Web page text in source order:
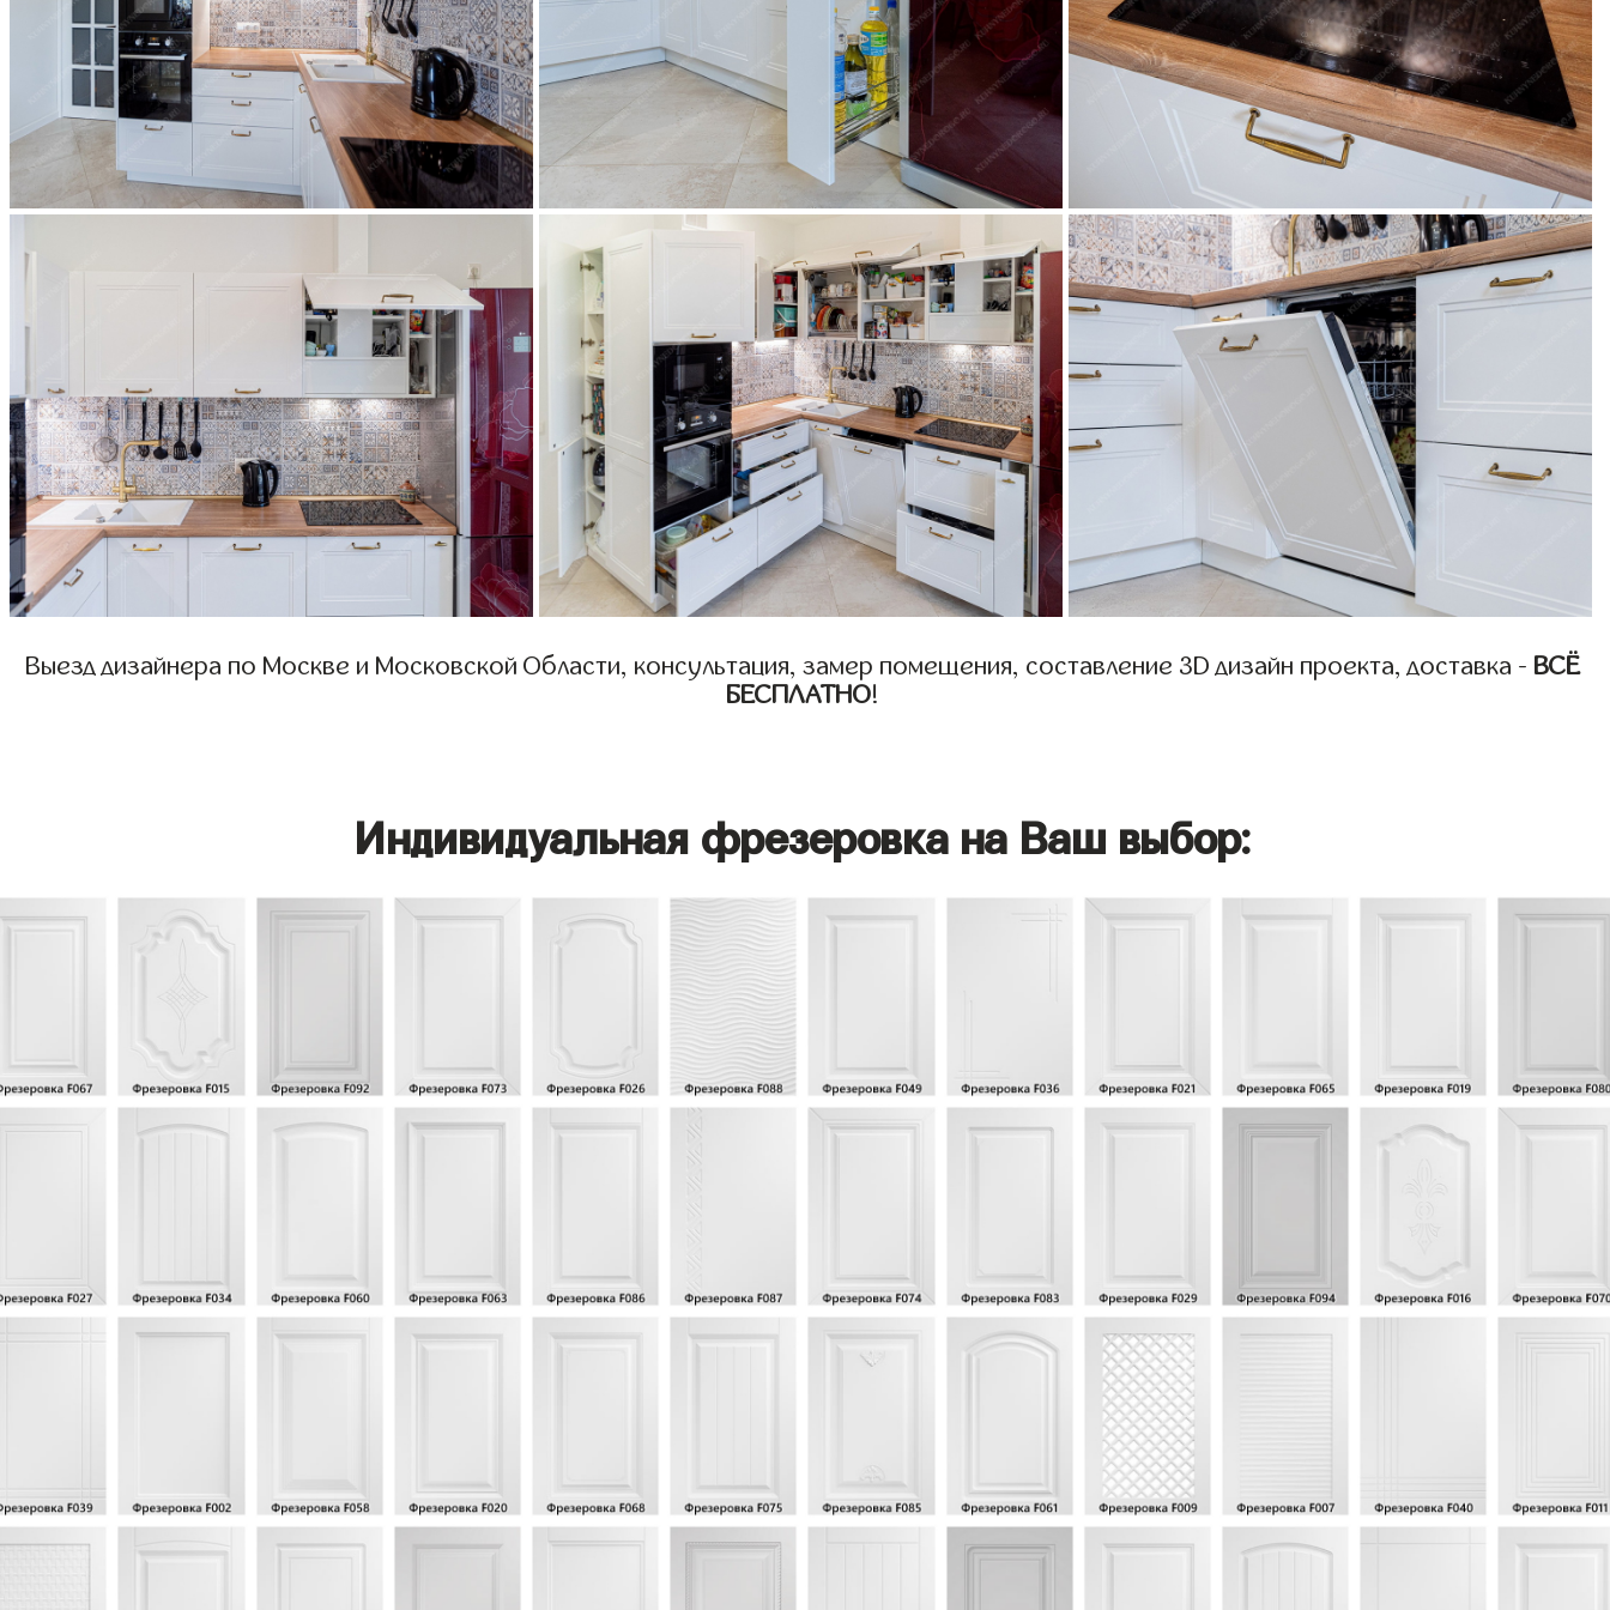
Выезд дизайнера по Москве и Московской Области, консультация, замер помещения, составление 3D дизайн проекта, доставка - ВСЁ
БЕСПЛАТНО!
Индивидуальная фрезеровка на Ваш выбор: